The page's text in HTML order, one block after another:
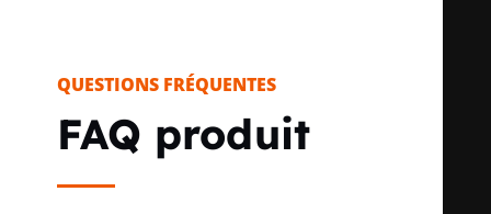
QUESTIONS FRÉQUENTES
FAQ produit